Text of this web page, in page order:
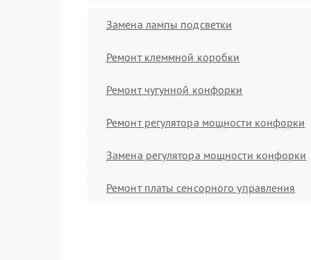
Замена лампы подсветки
Ремонт клеммной коробки
Ремонт чугунной конфорки
Ремонт регулятора мощности конфорки
Замена регулятора мощности конфорки
Ремонт платы сенсорного управления